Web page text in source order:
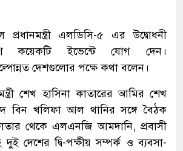
এলডিসি-৫ এর উদ্বোধনী
কয়েকটি ইভেন্টে যোগ দেন।
দেশগুলোর পক্ষে কথা বলেন।
শেখ হাসিনা কাতারের আমির শেখ
বিন খলিফা আল থানির সঙ্গে বৈঠক
থেকে এলএনজি আমদানি, প্রবাসী
দুই দেশের দ্বি-পক্ষীয় সম্পর্ক ও ব্যবসা-